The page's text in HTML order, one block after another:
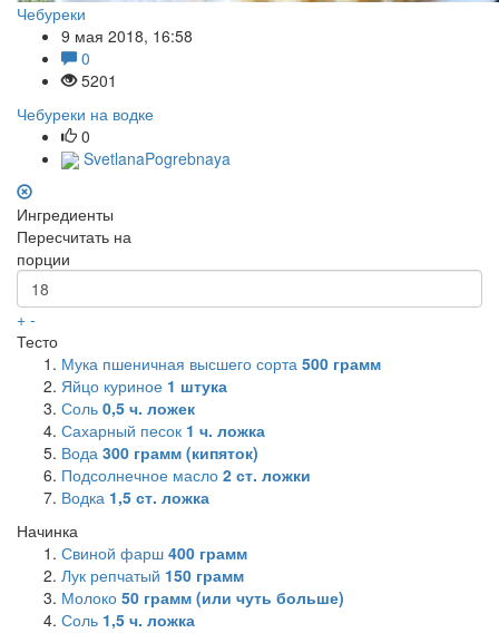
Чебуреки
9 мая 2018, 16:58
0
5201
Чебуреки на водке
0
SvetlanaPogrebnaya
Ингредиенты
Пересчитать на
порции
+ -
Тесто
Мука пшеничная высшего сорта 500 грамм
Яйцо куриное 1 штука
Соль 0,5 ч. ложек
Сахарный песок 1 ч. ложка
Вода 300 грамм (кипяток)
Подсолнечное масло 2 ст. ложки
Водка 1,5 ст. ложка
Начинка
Свиной фарш 400 грамм
Лук репчатый 150 грамм
Молоко 50 грамм (или чуть больше)
Соль 1,5 ч. ложка